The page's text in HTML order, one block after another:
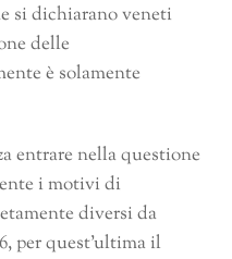
si dichiarano veneti
delle
è solamente
entrare nella questione
i motivi di
diversi da
per quest’ultima il